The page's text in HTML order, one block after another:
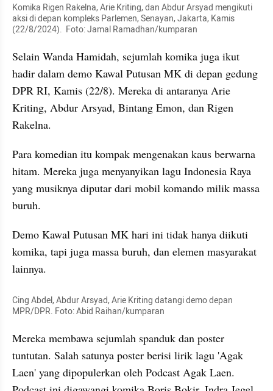
Komika Rigen Rakelna, Arie Kriting, dan Abdur Arsyad mengikuti
aksi di depan kompleks Parlemen, Senayan, Jakarta, Kamis
(22/8/2024).  Foto: Jamal Ramadhan/kumparan
Selain Wanda Hamidah, sejumlah komika juga ikut
hadir dalam demo Kawal Putusan MK di depan gedung
DPR RI, Kamis (22/8). Mereka di antaranya Arie
Kriting, Abdur Arsyad, Bintang Emon, dan Rigen
Rakelna.
Para komedian itu kompak mengenakan kaus berwarna
hitam. Mereka juga menyanyikan lagu Indonesia Raya
yang musiknya diputar dari mobil komando milik massa
buruh.
Demo Kawal Putusan MK hari ini tidak hanya diikuti
komika, tapi juga massa buruh, dan elemen masyarakat
lainnya.
Cing Abdel, Abdur Arsyad, Arie Kriting datangi demo depan
MPR/DPR. Foto: Abid Raihan/kumparan
Mereka membawa sejumlah spanduk dan poster
tuntutan. Salah satunya poster berisi lirik lagu 'Agak
Laen' yang dipopulerkan oleh Podcast Agak Laen.